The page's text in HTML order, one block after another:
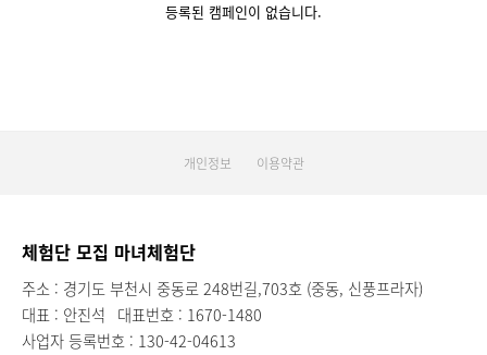
등록된 캠페인이 없습니다.
개인정보 이용약관
체험단 모집 마녀체험단
주소 : 경기도 부천시 중동로 248번길,703호 (중동, 신풍프라자)
대표 : 안진석 대표번호 : 1670-1480
사업자 등록번호 : 130-42-04613